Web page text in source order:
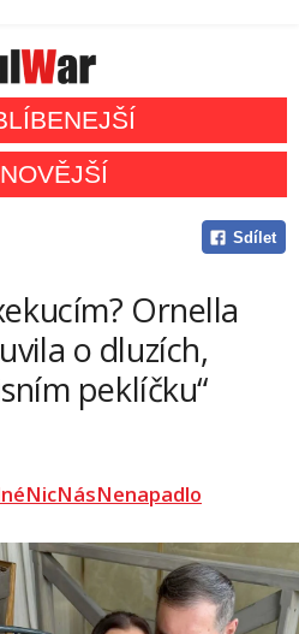
Sdílet
Ornella
o dluzích,
peklíčku“